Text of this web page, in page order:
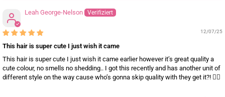
Leah George-Nelson
12/07/25
This hair is super cute I just wish it came
This hair is super cute I just wish it came earlier however it’s great quality a
cute colour, no smells no shedding.. I got this recently and has another unit of
different style on the way cause who’s gonna skip quality with they get it?! 👌🏾